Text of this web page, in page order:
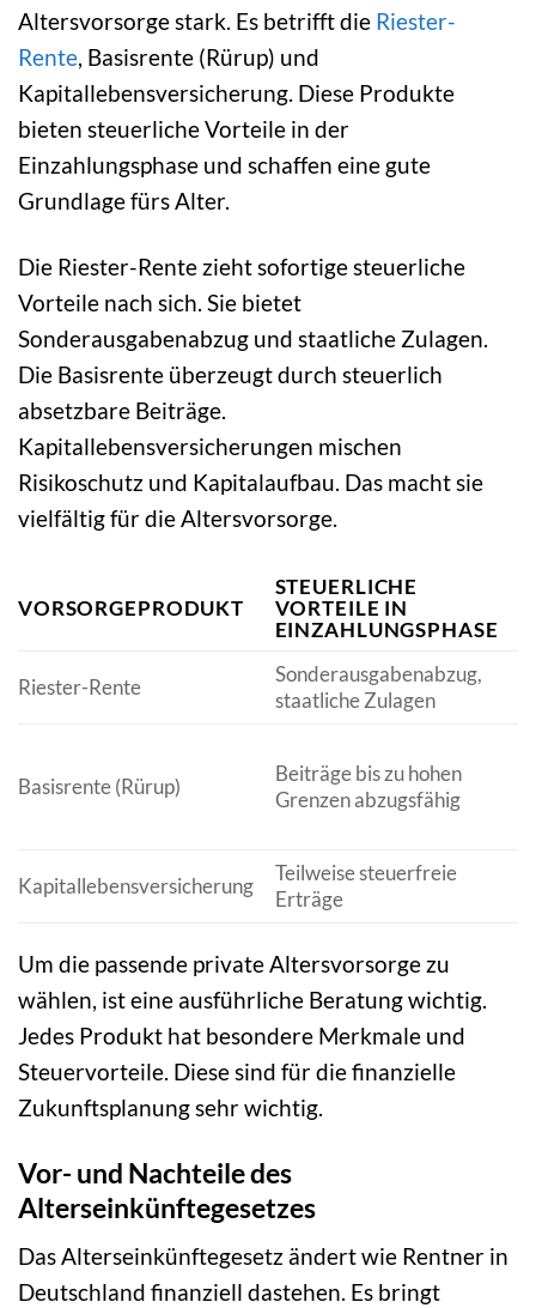
Altersvorsorge stark. Es betrifft die Riester-
Rente, Basisrente (Rürup) und
Kapitallebensversicherung. Diese Produkte
bieten steuerliche Vorteile in der
Einzahlungsphase und schaffen eine gute
Grundlage fürs Alter.
Die Riester-Rente zieht sofortige steuerliche
Vorteile nach sich. Sie bietet
Sonderausgabenabzug und staatliche Zulagen.
Die Basisrente überzeugt durch steuerlich
absetzbare Beiträge.
Kapitallebensversicherungen mischen
Risikoschutz und Kapitalaufbau. Das macht sie
vielfältig für die Altersvorsorge.
VORSORGEPRODUKT
STEUERLICHE
VORTEILE IN
EINZAHLUNGSPHASE
Riester-Rente
Sonderausgabenabzug,
staatliche Zulagen
Basisrente (Rürup)
Beiträge bis zu hohen
Grenzen abzugsfähig
Kapitallebensversicherung
Teilweise steuerfreie
Erträge
Um die passende private Altersvorsorge zu
wählen, ist eine ausführliche Beratung wichtig.
Jedes Produkt hat besondere Merkmale und
Steuervorteile. Diese sind für die finanzielle
Zukunftsplanung sehr wichtig.
Vor- und Nachteile des
Alterseinkünftegesetzes
Das Alterseinkünftegesetz ändert wie Rentner in
Deutschland finanziell dastehen. Es bringt